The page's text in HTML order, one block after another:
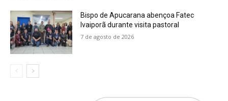
Bispo de Apucarana abençoa Fatec
Ivaiporã durante visita pastoral
7 de agosto de 2026